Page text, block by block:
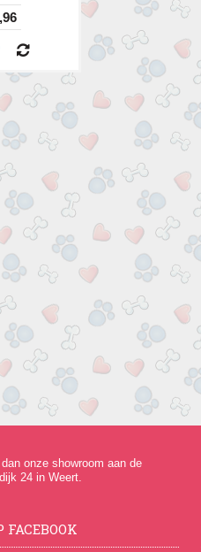
onze showroom aan de
24in Weert.
FACEBOOK